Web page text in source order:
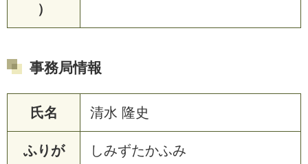
）
事務局情報
氏名 清水 隆史
ふりが
しみずたかふみ